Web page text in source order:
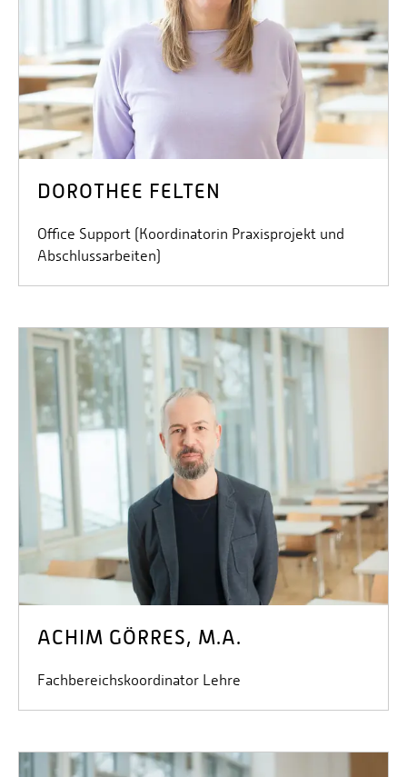
DOROTHEE FELTEN
Office Support (Koordinatorin Praxisprojekt und
Abschlussarbeiten)
ACHIM GÖRRES, M.A.
Fachbereichskoordinator Lehre